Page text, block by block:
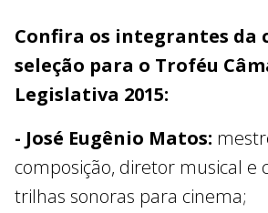
Confira os integrantes da
seleção para o Troféu
Legislativa 2015:
- José Eugênio Matos:
composição, diretor musical e
trilhas sonoras para cinema;